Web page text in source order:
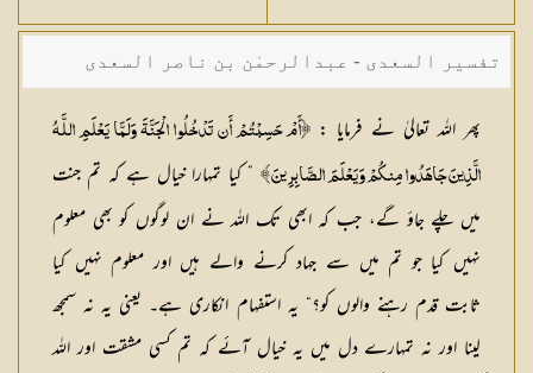
تفسیر السعدی - عبدالرحمٰن بن ناصر السعدی
پھر اللہ تعالیٰ نے فرمایا : ﴿أَمْ حَسِبْتُمْ أَن تَدْخُلُوا الْجَنَّةَ وَلَمَّا يَعْلَمِ اللَّـهُ
الَّذِينَ جَاهَدُوا مِنكُمْ وَيَعْلَمَ الصَّابِرِينَ ﴾ ” کیا تمہارا خیال ہے کہ تم جنت
میں چلے جاؤ گے، جب کہ ابھی تک اللہ نے ان لوگوں کو بھی معلوم
نہیں کیا جو تم میں سے جہاد کرنے والے ہیں اور معلوم نہیں کیا
ثابت قدم رہنے والوں کو؟“ یہ استفہام انکاری ہے۔ یعنی یہ نہ سمجھ
لینا اور نہ تمہارے دل میں یہ خیال آئے کہ تم کسی مشقت اور اللہ